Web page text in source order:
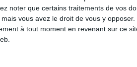
noter que certains traitements de vos
vous avez le droit de vous y
à tout moment en revenant sur ce
7 astuces pour vous forcer